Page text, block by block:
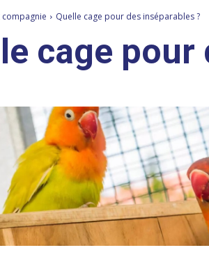
compagnie Quelle cage pour des inséparables ?
cage pour